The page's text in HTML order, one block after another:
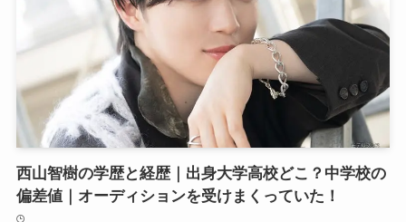
西山智樹の学歴と経歴｜出身大学高校どこ？中学校の
偏差値｜オーディションを受けまくっていた！